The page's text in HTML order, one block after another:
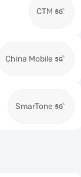
CTM
China Mobile
SmarTone